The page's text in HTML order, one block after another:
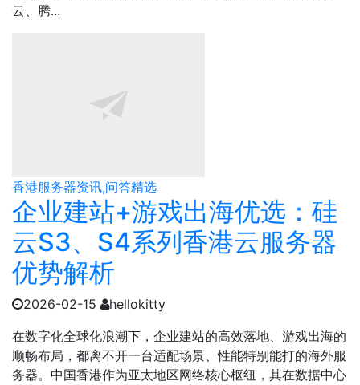
云、腾...
香港服务器资讯,问答精选
企业建站+游戏出海优选：硅
云S3、S4系列香港云服务器
优势解析
2026-02-15
hellokitty
在数字化全球化浪潮下，企业建站的高效落地、游戏出海的
顺畅布局，都离不开一台适配场景、性能特别能打的海外服
务器。中国香港作为亚太地区网络核心枢纽，其在数据中心